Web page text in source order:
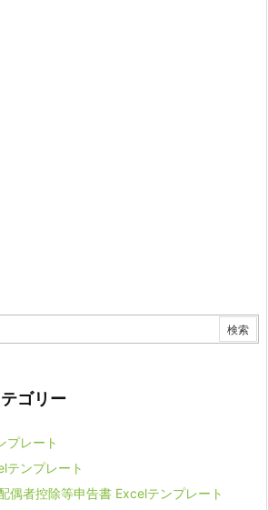
ゴリー
プレート
テンプレート
偶者控除等申告書 Excelテンプレート